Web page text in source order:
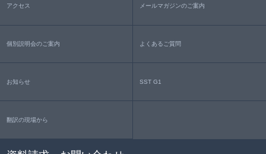
アクセス メールマガジンのご案内
個別説明会のご案内 よくあるご質問
お知らせ SST G1
翻訳の現場から